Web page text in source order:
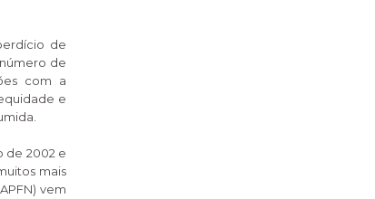
de
de
com a
e
de 2002 e
mais
vem